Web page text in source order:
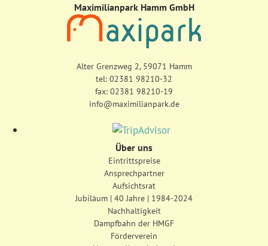
Maximilianpark Hamm GmbH
Alter Grenzweg 2, 59071 Hamm
tel: 02381 98210-32
fax: 02381 98210-19
info@maximilianpark.de
Über uns
Eintrittspreise
Ansprechpartner
Aufsichtsrat
Jubiläum | 40 Jahre | 1984-2024
Nachhaltigkeit
Dampfbahn der HMGF
Förderverein